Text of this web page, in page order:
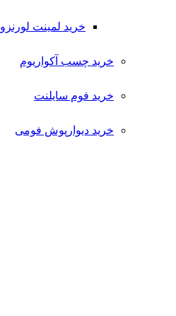
خرید لمینت لورنزو
خرید چسب آکواریوم
خرید فوم سایلنت
خرید دیوارپوش فومی